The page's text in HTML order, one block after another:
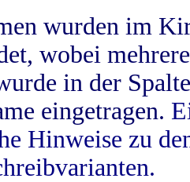
wurden im
wobei
in der
eingetragen.
Hinweise zu